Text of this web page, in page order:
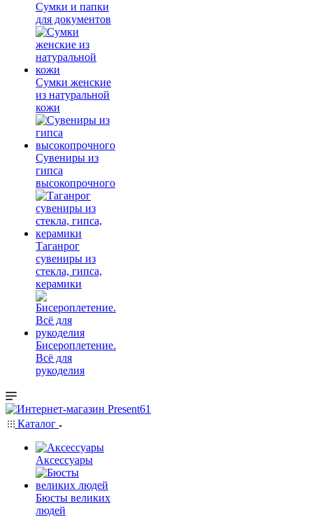
Сумки и папки
для документов
Сумки женские
из натуральной
кожи
Сувениры из
гипса
высокопрочного
Таганрог
сувениры из
стекла, гипса,
керамики
Бисероплетение.
Всё для
рукоделия
Каталог
Аксессуары
Бюсты великих
людей